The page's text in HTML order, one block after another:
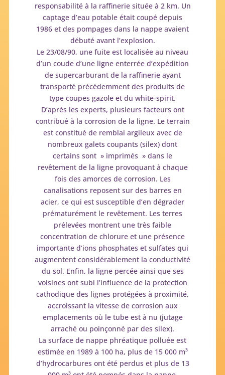
responsabilité à la raffinerie située à 2 km. Un
captage d’eau potable était coupé depuis
1986 et des pompages dans la nappe avaient
débuté avant l’explosion.
Le 23/08/90, une fuite est localisée au niveau
d’un coude d’une ligne enterrée d’expédition
de supercarburant de la raffinerie ayant
transporté précédemment des produits de
type coupes gazole et du white-spirit.
D’après les experts, plusieurs facteurs ont
contribué à la corrosion de la ligne. Le terrain
est constitué de remblai argileux avec de
nombreux galets coupants (silex) dont
certains sont » imprimés » dans le
revêtement de la ligne provoquant à chaque
fois des amorces de corrosion. Les
canalisations reposent sur des barres en
acier, ce qui est susceptible d’en dégrader
prématurément le revêtement. Les terres
prélevées montrent une très faible
concentration de chlorure et une présence
importante d’ions phosphates et sulfates qui
augmentent considérablement la conductivité
du sol. Enfin, la ligne percée ainsi que ses
voisines ont subi l’influence de la protection
cathodique des lignes protégées à proximité,
accroissant la vitesse de corrosion aux
emplacements où le tube est à nu (jutage
arraché ou poinçonné par des silex).
La surface de nappe phréatique polluée est
estimée en 1989 à 100 ha, plus de 15 000 m³
d’hydrocarbures ont été perdus et plus de 13